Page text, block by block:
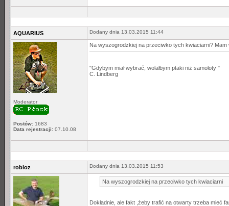
AQUARIUS Dodany dnia 13.03.2015 11:44
Moderator
Postów: 1683
Data rejestracji: 07.10.08
Na wyszogrodzkiej na przeciwko tych kwiaciarni?
"Gdybym miał wybrać, wolałbym ptaki niż samoloty "
C. Lindberg
robloz Dodany dnia 13.03.2015 11:53
Na wyszogrodzkiej na przeciwko tych kwiaciarni
Dokładnie, ale fakt ,żeby trafić na otwarty trzeba mieć